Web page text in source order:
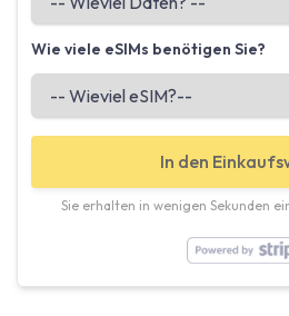
Wie viele eSIMs benötigen Sie?
In den
Sie erhalten in wenigen Sekunden